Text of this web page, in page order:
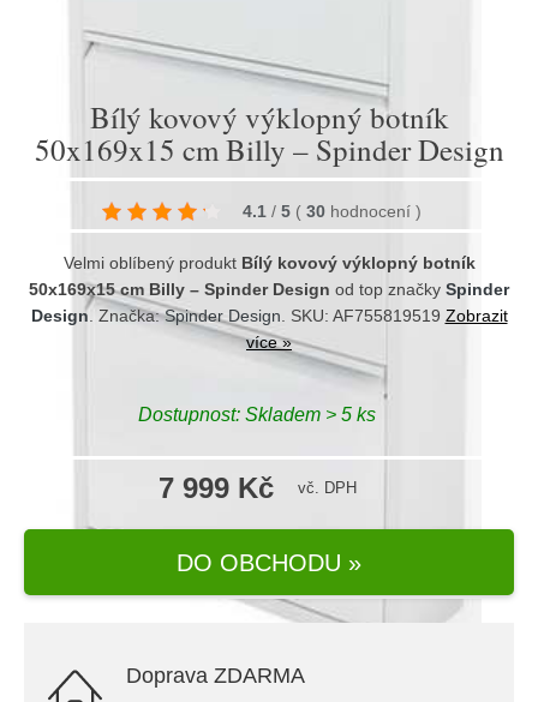
Bílý kovový výklopný botník
50x169x15 cm Billy – Spinder Design
4.1 / 5 ( 30 hodnocení )
Velmi oblíbený produkt Bílý kovový výklopný botník
50x169x15 cm Billy – Spinder Design od top značky Spinder
Design . Značka:Spinder Design . SKU: AF755819519 Zobrazit
více »
Dostupnost: Skladem > 5 ks
7 999 Kč vč. DPH
DO OBCHODU »
Doprava ZDARMA